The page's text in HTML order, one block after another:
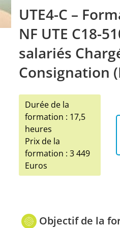
UTE4-C –
NF UTE C18-
salariés
Consignation
Durée de la
formation : 17,5
heures
Prix de la
formation : 3 449
Euros
Objectif de la